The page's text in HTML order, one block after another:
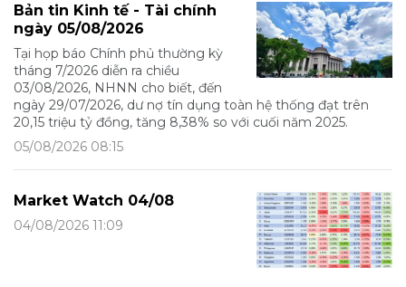
Bản tin Kinh tế - Tài chính
ngày 05/08/2026
Tại họp báo Chính phủ thường kỳ
tháng 7/2026 diễn ra chiều
03/08/2026, NHNN cho biết, đến
ngày 29/07/2026, dư nợ tín dụng toàn hệ thống đạt trên
20,15 triệu tỷ đồng, tăng 8,38% so với cuối năm 2025.
05/08/2026 08:15
Market Watch 04/08
04/08/2026 11:09